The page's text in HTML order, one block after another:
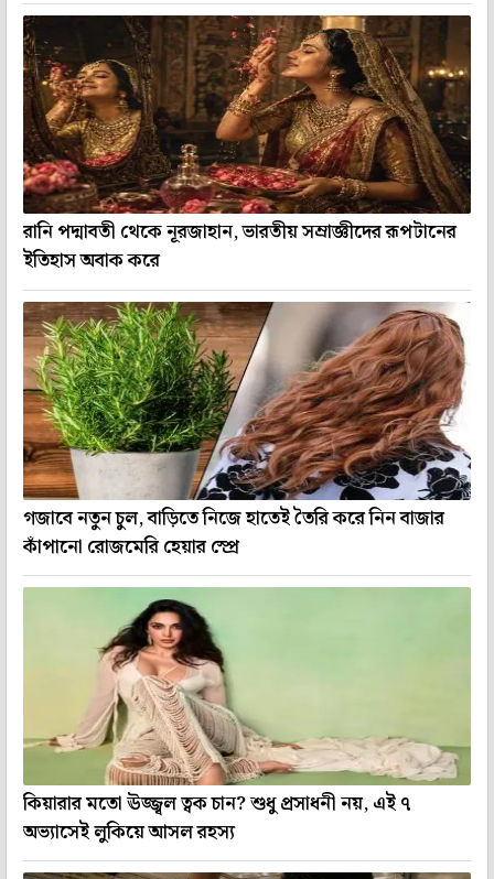
রানি পদ্মাবতী থেকে নূরজাহান, ভারতীয় সম্রাজ্ঞীদের রূপটানের
ইতিহাস অবাক করে
গজাবে নতুন চুল, বাড়িতে নিজে হাতেই তৈরি করে নিন বাজার
কাঁপানো রোজমেরি হেয়ার স্প্রে
কিয়ারার মতো ঊজ্জ্বল ত্বক চান? শুধু প্রসাধনী নয়, এই ৭
অভ্যাসেই লুকিয়ে আসল রহস্য